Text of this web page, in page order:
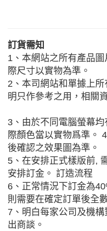
訂貨需知
1、本網站之所有產品
際尺寸以實物為準。
2、本司網站和單據上
明只作參考之用，相關
3、由於不同電腦螢幕
際顏色當以實物爲準。
後確認之效果圖為準。
5、在安排正式樣版前,
安排訂金。 訂造流程
6、正常情況下訂金為
則需要在確定訂單後全
7、明白每家公司及機
出商談。